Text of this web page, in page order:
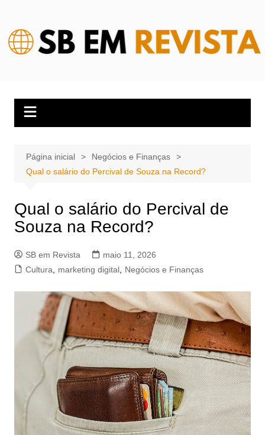
conteúdo
Página inicial
Negócios e Finanças
Qual o salário do Percival de Souza na Record?
Qual o salário do Percival de
Souza na Record?
SB em Revista
maio 11, 2026
Cultura
marketing digital, Negócios e Finanças